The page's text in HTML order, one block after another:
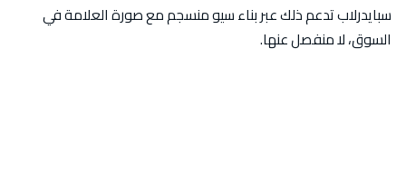
سبايدرلاب تدعم ذلك عبر بناء سيو منسجم مع صورة العلامة في
السوق، لا منفصل عنها.